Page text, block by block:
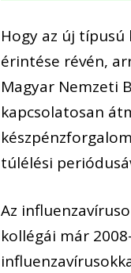
Hogy az új
érintése révén,
Magyar Nemzeti
kapcsolatosan
túlélési
Az
kollégái már